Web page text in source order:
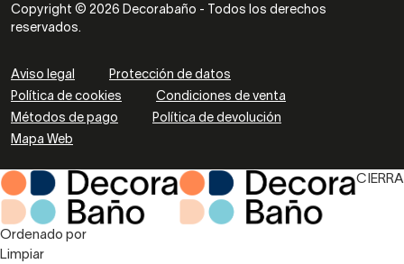
Copyright © 2026 Decorabaño - Todos los derechos
reservados.
Aviso legal
Protección de datos
Política de cookies
Condiciones de venta
Métodos de pago
Política de devolución
Mapa Web
CIERRA
Ordenado por
Limpiar